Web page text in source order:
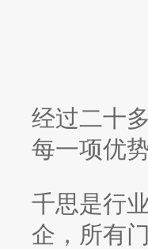
经过二十
每一项优
千思是行
企，所有